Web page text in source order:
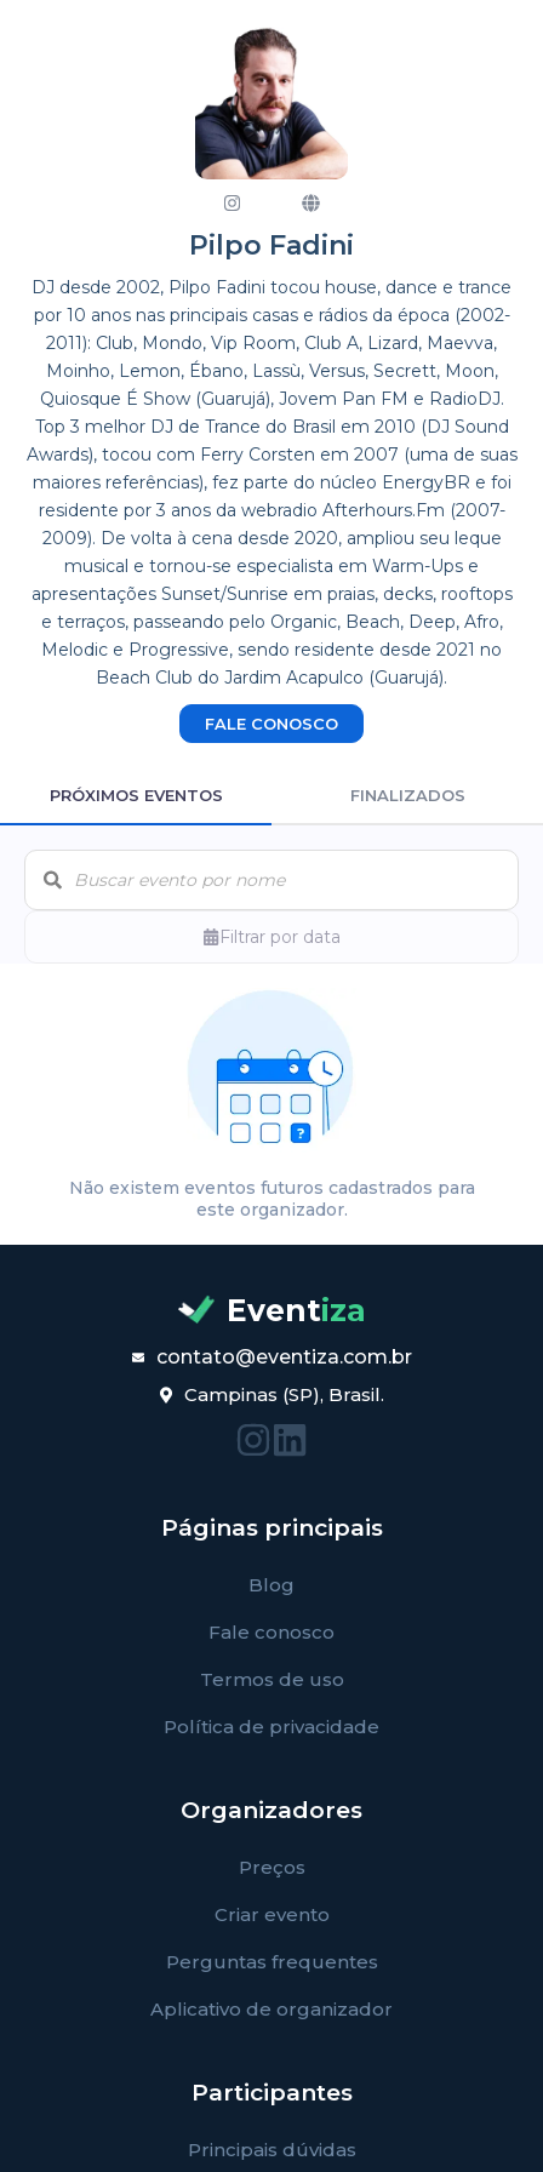
Pilpo Fadini
DJ desde 2002, Pilpo Fadini tocou house, dance e trance
por 10 anos nas principais casas e rádios da época (2002-
2011): Club, Mondo, Vip Room, Club A, Lizard, Maevva,
Moinho, Lemon, Ébano, Lassù, Versus, Secrett, Moon,
Quiosque É Show (Guarujá), Jovem Pan FM e RadioDJ.
Top 3 melhor DJ de Trance do Brasil em 2010 (DJ Sound
Awards), tocou com Ferry Corsten em 2007 (uma de suas
maiores referências), fez parte do núcleo EnergyBR e foi
residente por 3 anos da webradio Afterhours.Fm (2007-
2009). De volta à cena desde 2020, ampliou seu leque
musical e tornou-se especialista em Warm-Ups e
apresentações Sunset/Sunrise em praias, decks, rooftops
e terraços, passeando pelo Organic, Beach, Deep, Afro,
Melodic e Progressive, sendo residente desde 2021 no
Beach Club do Jardim Acapulco (Guarujá).
FALE CONOSCO
PRÓXIMOS EVENTOS FINALIZADOS
Filtrar por data
Não existem eventos futuros cadastrados para
este organizador.
Eventiza
contato@eventiza.com.br
Campinas (SP), Brasil.
Páginas principais
Blog
Fale conosco
Termos de uso
Política de privacidade
Organizadores
Preços
Criar evento
Perguntas frequentes
Aplicativo de organizador
Participantes
Principais dúvidas